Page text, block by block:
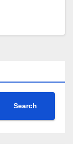
Search